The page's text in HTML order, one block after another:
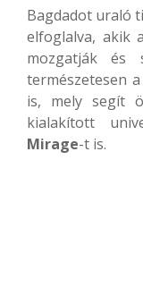
Bagdadot uraló
elfoglalva, akik
mozgatják és
természetesen
is, mely segít
kialakított
Mirage-t is.